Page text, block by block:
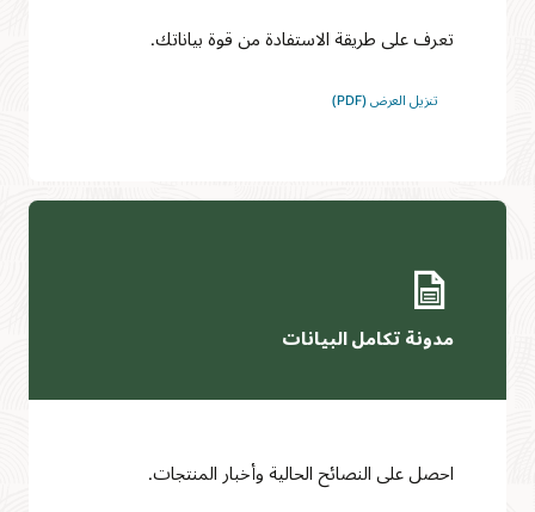
تعرف على طريقة الاستفادة من قوة بياناتك.
تنزيل العرض (PDF)
مدونة تكامل البيانات
احصل على النصائح الحالية وأخبار المنتجات.